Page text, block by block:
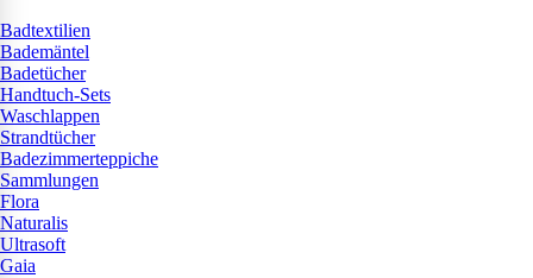
Badtextilien
Bademäntel
Badetücher
Handtuch-Sets
Waschlappen
Strandtücher
Badezimmerteppiche
Sammlungen
Flora
Naturalis
Ultrasoft
Gaia